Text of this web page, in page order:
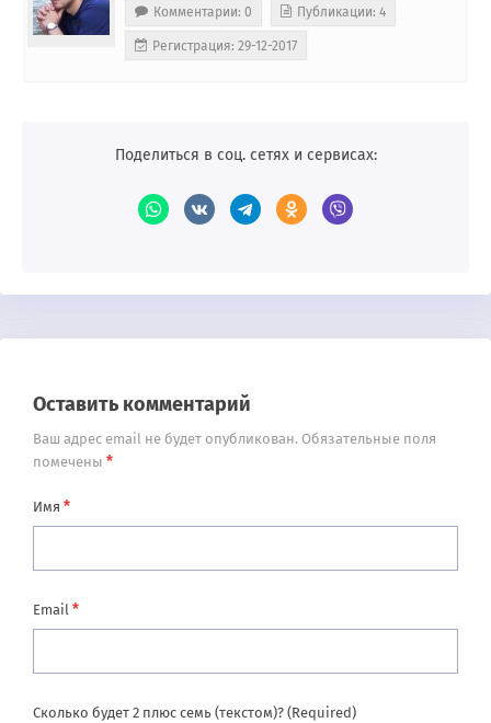
Комментарии: 0 Публикации: 4
Регистрация: 29-12-2017
Поделиться в соц. сетях и сервисах:
Оставить комментарий
Ваш адрес email не будет опубликован. Обязательные поля
помечены *
Имя *
Email *
Сколько будет 2 плюс семь (текстом)? (Required)